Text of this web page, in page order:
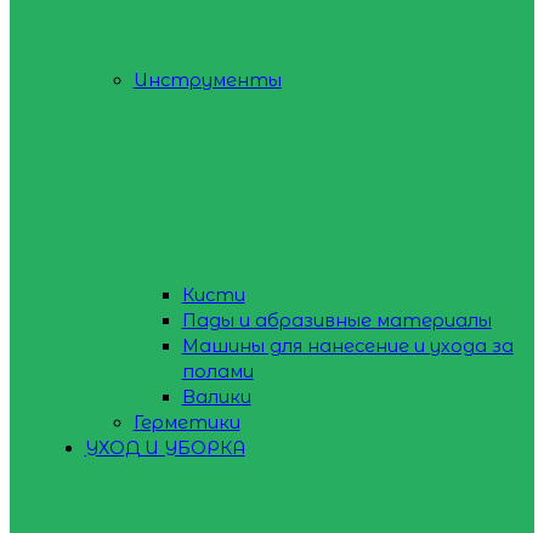
Инструменты
Кисти
Пады и абразивные материалы
Машины для нанесение и ухода за
полами
Валики
Герметики
УХОД И УБОРКА